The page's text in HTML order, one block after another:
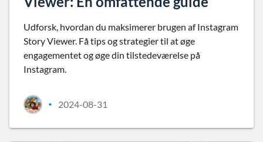
Udforsk, hvordan du maksimerer brugen af Instagram
Story Viewer. Få tips og strategier til at øge
engagementet og øge din tilstedeværelse på
Instagram.
• 2024-08-31